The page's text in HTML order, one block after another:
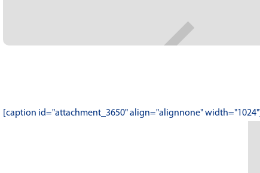
[caption id="attachment_3650" align="alignnone" width="1024"]